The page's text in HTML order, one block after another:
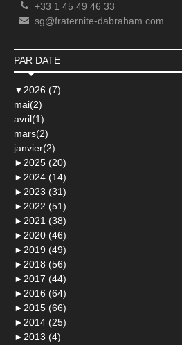
+33 1 45 49 46 33
sg@fraternite-dabraham.com
PAR DATE
▼ 2026 (7)
mai(2)
avril(1)
mars(2)
janvier(2)
► 2025 (20)
► 2024 (14)
► 2023 (31)
► 2022 (51)
► 2021 (38)
► 2020 (46)
► 2019 (49)
► 2018 (56)
► 2017 (44)
► 2016 (64)
► 2015 (66)
► 2014 (25)
► 2013 (4)